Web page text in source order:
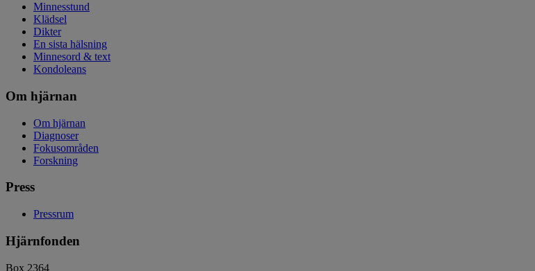
Minnesstund
Klädsel
Dikter
En sista hälsning
Minnesord & text
Kondoleans
Om hjärnan
Om hjärnan
Diagnoser
Fokusområden
Forskning
Press
Pressrum
Hjärnfonden
Box 2364